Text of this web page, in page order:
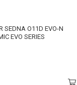
SEDNA O11D EVO-N
EVO SERIES